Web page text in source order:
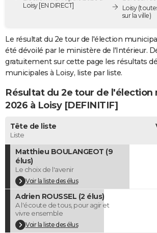
Destinations
City break
Voyage nature
Voyage de noces
Forum
BONS PLANS
CARTE DE VOEUX
Carte de Noël
Carte Bonne année
Carte Saint-Valentin
Carte Pâques
Carte d'anniversaire
DICTIONNAIRE
COPAINS D'AVANT
S'inscrire
Se connecter
Lycées
Collèges
Primaires
Universités
Entreprises
Service militaire
Avis de recherche
AVIS DE DÉCÈS
FORUM
Bricolage
Lifestyle
Culture
Sport
Auto
Television
Voyage
Cinema
Loisy [EN DIRECT]
Loisy
sur la ville)
Le résultat du 2e tour de l'élection
été dévoilé par le ministère de l'Intérieur.
gratuitement sur cette page les résultats
municipales à Loisy, liste par liste.
Résultat du 2e tour de l'élection
2026 à Loisy [DEFINITIF]
Tête de liste
Liste
Matthieu BOULANGEOT (9
élus)
Le choix de l'avenir
Voir la liste des élus
Adrien ROUSSEL (2 élus)
A l'écoute de tous, pour agir et
vivre ensemble
Voir la liste des élus